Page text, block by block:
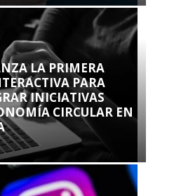
LA PRIMERA
PARA
INICIATIVAS
CIRCULAR EN